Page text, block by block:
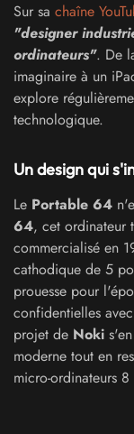
Sur sa chaîne
"designer
ordinateurs". De
imaginaire à un
explore
technologique.
Un design qui
Le Portable 64
64, cet ordinateur
commercialisé en
cathodique de 5
prouesse pour
confidentielles
projet de Noki
moderne tout en
micro-ordinateurs 8